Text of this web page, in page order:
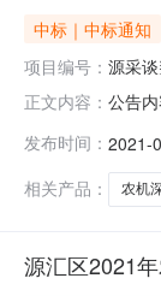
中标｜中标通知
项目编号： 源采谈
正文内容： 公告
整地
整地
发布时间： 2021-
相关产品：
农机
源汇区2021